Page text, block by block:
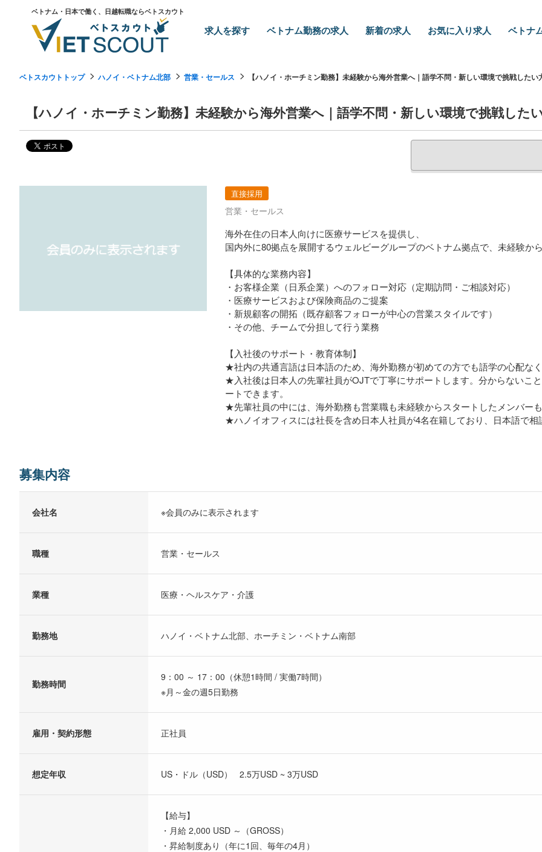
ベトナム・日本で働く、日越転職ならベトスカウト
求人を探す ベトナム勤務の求人 新着の求人 お気に入り求人 ベトナ
ベトスカウトトップ ハノイ・ベトナム北部 営業・セールス 【ハノイ・ホーチミン勤務】未経験から海外営業へ｜語学不問・新しい環境で挑戦した
【ハノイ・ホーチミン勤務】未経験から海外営業へ｜語学不問・新しい環境で挑戦した
直接採用
営業・セールス
海外在住の日本人向けに医療サービスを提供し、
国内外に80拠点を展開するウェルビーグループのベトナム拠点で、未経験か
【具体的な業務内容】
・お客様企業（日系企業）へのフォロー対応（定期訪問・ご相談対応）
・医療サービスおよび保険商品のご提案
・新規顧客の開拓（既存顧客フォローが中心の営業スタイルです）
・その他、チームで分担して行う業務
【入社後のサポート・教育体制】
★社内の共通言語は日本語のため、海外勤務が初めての方でも語学の心配な
★入社後は日本人の先輩社員がOJTで丁寧にサポートします。分からないこ
ートできます。
★先輩社員の中には、海外勤務も営業職も未経験からスタートしたメンバー
★ハノイオフィスには社長を含め日本人社員が4名在籍しており、日本語で
募集内容
会社名 ※会員のみに表示されます
職種 営業・セールス
業種 医療・ヘルスケア・介護
勤務地 ハノイ・ベトナム北部、ホーチミン・ベトナム南部
勤務時間
9：00 ～ 17：00（休憩1時間 / 実働7時間）
※月～金の週5日勤務
雇用・契約形態 正社員
想定年収 US・ドル（USD） 2.5万USD ~ 3万USD
【給与】
・月給 2,000 USD ～（GROSS）
・昇給制度あり（年に1回、毎年の4月）